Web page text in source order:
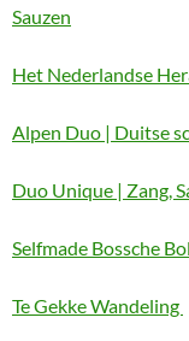
Sauzen
Het Nederlandse
Alpen Duo | Duitse
Duo Unique | Zang,
Selfmade Bossche
Te Gekke Wandeling